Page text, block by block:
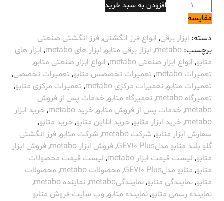
انگشتی
بلند
متابو
مدل
GE710
Plus
عدد
افزودن به سبد خرید
مقایسه
دسته: ابزار برقی, انواع فرز انگشتی, فرز انگشتی صنعتی
برچسب: metabo
, ابزار برقی متابو, ابزار های metabo , ابزار های
متابو, انواع ابزار صنعتی metabo , انواع ابزار صنعتی متابو,
تعمیرات metabo
, تعمیرات تخصصس متابو, تعمیرات تخصصی,
تعمیرات متابو, تعمیرات مرکزی metabo , تعمیرات مرکزی متابو,
تعمیرگاه metabo
, تعمیرگاه متابو,خدمات پس از فروش
metabo
,خدمات پس از فروش متابو,خرید metabo ,خرید ابزار
metabo
,خرید ابزار متابو,خرید انلاین متابو,خرید متابو,
سفارش ابزار متابو, شرکت metabo , شرکت متابو, فرز انگشتی
گلو بلند متابو مدلGE710 Plus
, فروش ابزار metabo , فروش ابزار
متابو, لیست قیمت ابزار metabo , لیست قیمت محصولات
متابو, متابو مدلGE710 Plus , محصولات metabo , محصولات
متابو,نمایندگی متابو,نمایندگیmetabo ,نماینده metabo
,
نماینده رسمی متابو,نماینده متابو, وب سایت فروش متابو